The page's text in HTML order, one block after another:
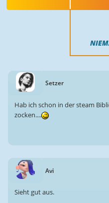
Setzer
Hab ich schon in der steam
zocken....
Avi
Sieht gut aus.